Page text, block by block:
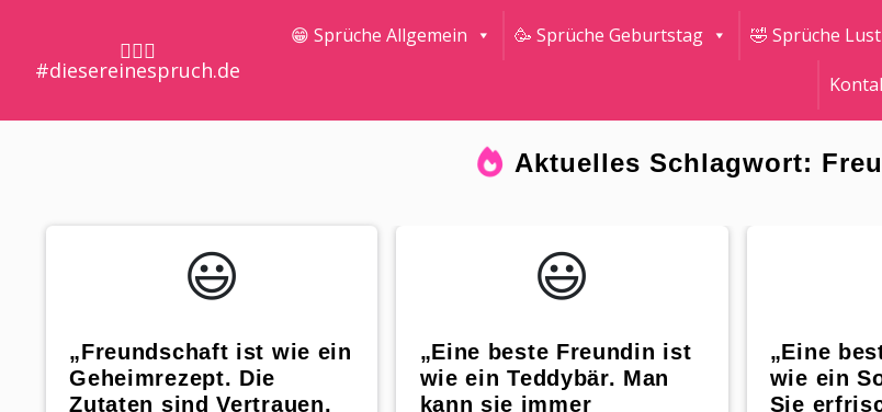
🤷🏼‍♀️
#diesereinespruch.de
😁 Sprüche Allgemein 🥳 Sprüche Geburtstag 🤣 Sprüche
Aktuelles Schlagwort:
😃️
„Freundschaft ist wie ein
Geheimrezept. Die
Zutaten sind Vertrauen,
😃️
„Eine beste Freundin ist
wie ein Teddybär. Man
kann sie immer
„Eine
wie ein
Sie